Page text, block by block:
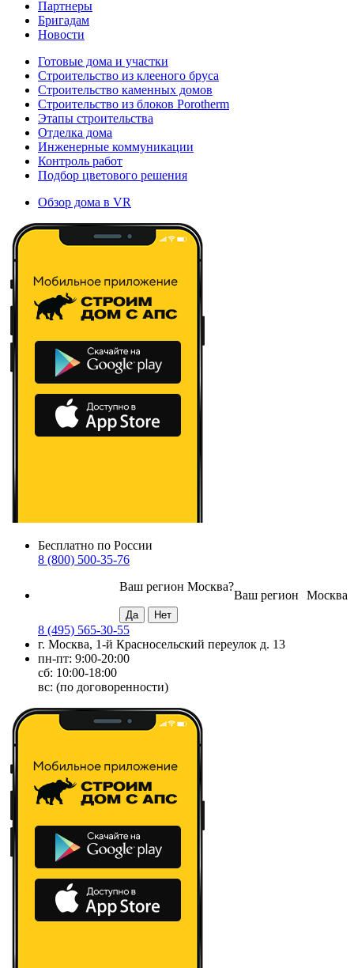
Партнеры
Бригадам
Новости
Готовые дома и участки
Строительство из клееного бруса
Строительство каменных домов
Строительство из блоков Porotherm
Этапы строительства
Отделка дома
Инженерные коммуникации
Контроль работ
Подбор цветового решения
Обзор дома в VR
Бесплатно по России
8 (800) 500-35-76
Москва
Ваш регион
Ваш регион Москва?
8 (495) 565-30-55
г. Москва, 1-й Красносельский переулок д. 13
пн-пт: 9:00-20:00
сб: 10:00-18:00
вс: (по договоренности)